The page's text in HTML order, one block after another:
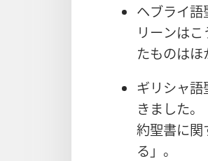
ヘブライ語
リーンはこ
たものはほ
ギリシャ語
きました。
約聖書に関
る」。